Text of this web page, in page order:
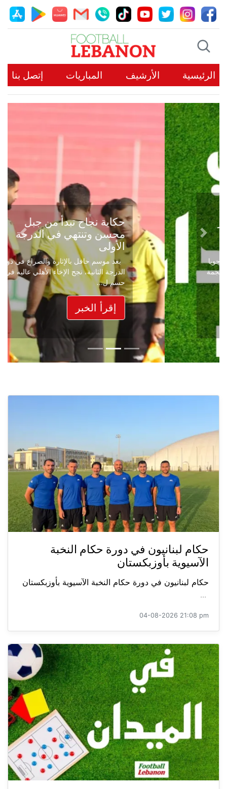
الرئيسية الأرشيف المباريات إتصل بنا
حكاية نجاح تبدأ من جبل
محسن وتنتهي في الدرجة
الأولى
بعد موسم حافل بالإثارة والصراع في دوري
الدرجة الثانية، نجح الإخاء الأهلي عاليه في
حسم ل...
إقرأ الخبر
Previous
Next
حكام لبنانيون في دورة حكام النخبة
الآسيوية بأوزبكستان
حكام لبنانيون في دورة حكام النخبة الآسيوية بأوزبكستان
...
04-08-2026 21:08 pm